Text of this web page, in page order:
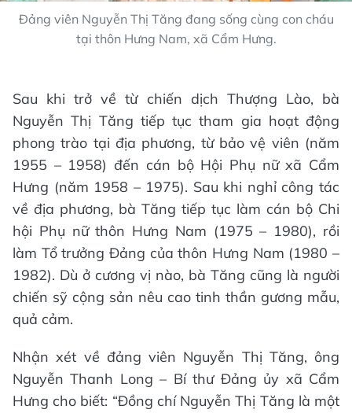
Đảng viên Nguyễn Thị Tăng đang sống cùng con cháu
tại thôn Hưng Nam, xã Cẩm Hưng.
Sau khi trở về từ chiến dịch Thượng Lào, bà
Nguyễn Thị Tăng tiếp tục tham gia hoạt động
phong trào tại địa phương, từ bảo vệ viên (năm
1955 – 1958) đến cán bộ Hội Phụ nữ xã Cẩm
Hưng (năm 1958 – 1975). Sau khi nghỉ công tác
về địa phương, bà Tăng tiếp tục làm cán bộ Chi
hội Phụ nữ thôn Hưng Nam (1975 – 1980), rồi
làm Tổ trưởng Đảng của thôn Hưng Nam (1980 –
1982). Dù ở cương vị nào, bà Tăng cũng là người
chiến sỹ cộng sản nêu cao tinh thần gương mẫu,
quả cảm.
Nhận xét về đảng viên Nguyễn Thị Tăng, ông
Nguyễn Thanh Long – Bí thư Đảng ủy xã Cẩm
Hưng cho biết: “Đồng chí Nguyễn Thị Tăng là một